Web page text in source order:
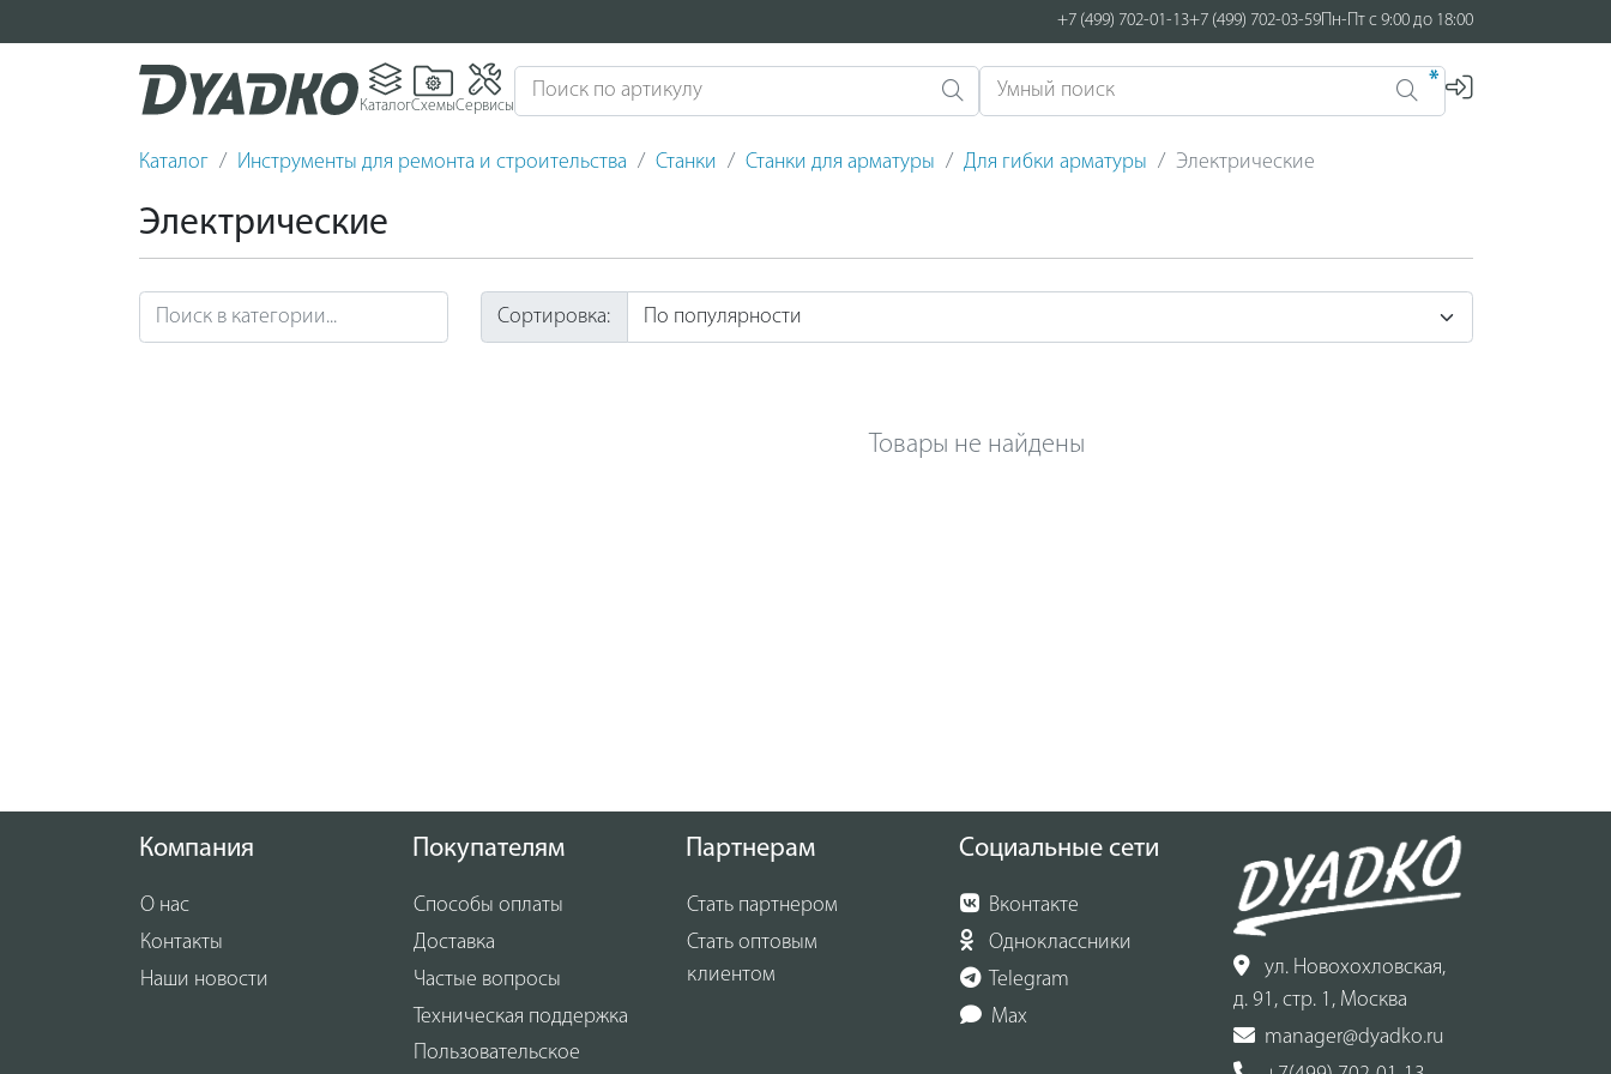
+7 (499) 702-01-13+7 (499) 702-03-59Пн-Пт с 9:00 до 18:00
КаталогСхемыСервисы
*
Каталог Инструменты для ремонта и строительства Станки Станки для арматуры Для гибки арматуры Электрические
Электрические
Сортировка:
Товары не найдены
Компания
О нас
Контакты
Наши новости
Покупателям
Способы оплаты
Доставка
Частые вопросы
Техническая поддержка
Пользовательское
Партнерам
Стать партнером
Стать оптовым
клиентом
Социальные сети
Вконтакте
Одноклассники
Telegram
Max
ул. Новохохловская,
д. 91, стр. 1, Москва
manager@dyadko.ru